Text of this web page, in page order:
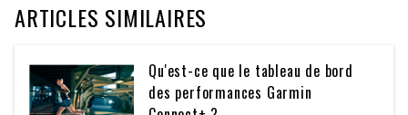
ARTICLES SIMILAIRES
Qu'est-ce que le tableau de bord
des performances Garmin